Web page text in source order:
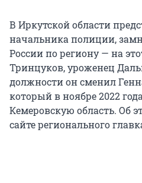
В Иркутской области
начальника полиции,
России по региону — на
Тринцуков, уроженец
должности он сменил
который в ноябре 2022
Кемеровскую область. Об
сайте регионального